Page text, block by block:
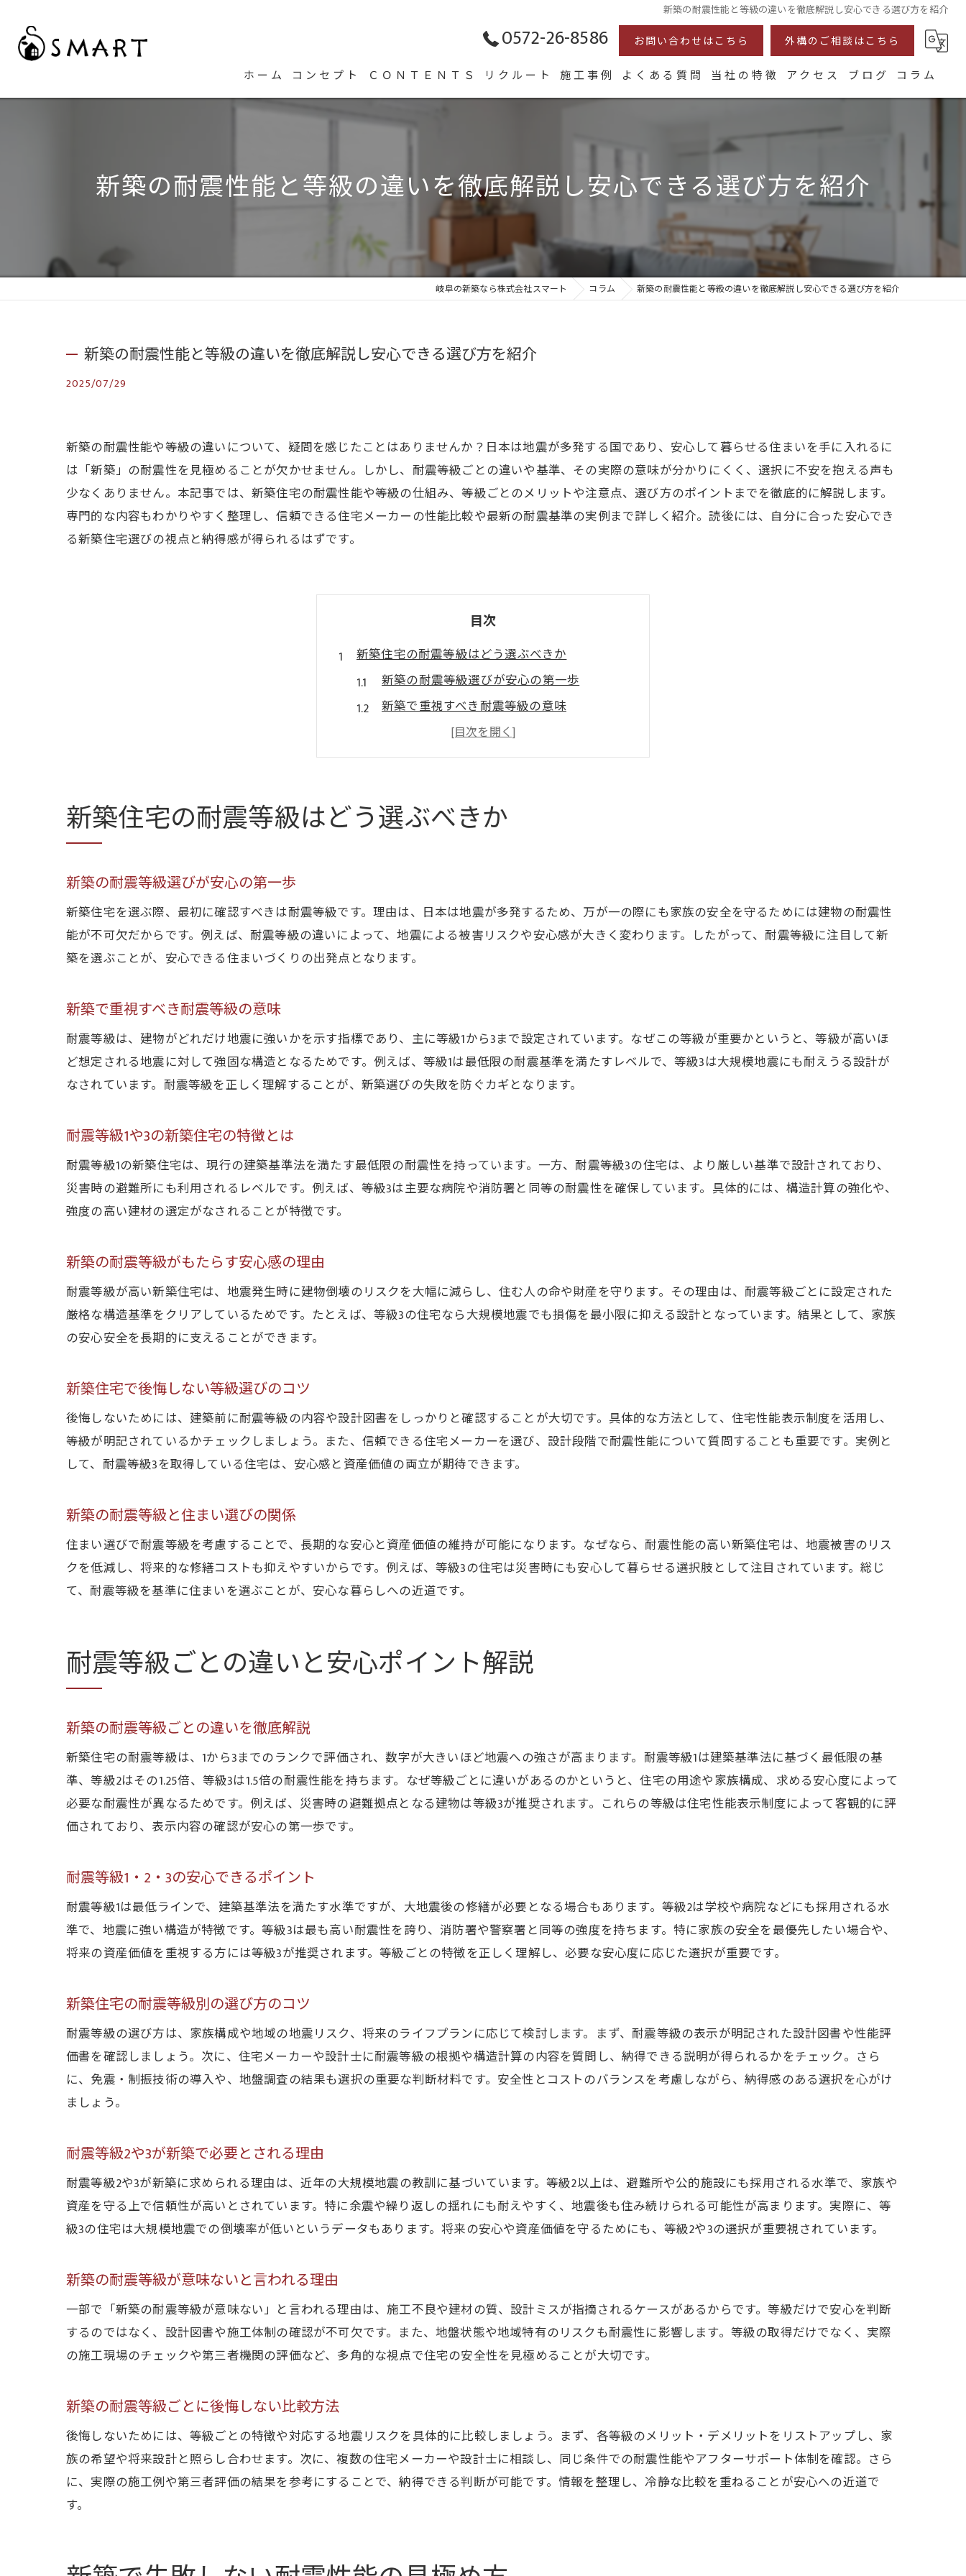
新築の耐震性能と等級の違いを徹底解説し安心できる選び方を紹介
0572-26-8586 お問い合わせはこちら 外構のご相談はこちら
ホーム コンセプト
代表あいさつ
ＣＯＮＴＥＮＴＳ
HOMA
長く愛せる木の家「HUCK」
リクルート 施工事例 よくある質問 当社の特徴
注文住宅
リフォーム
自然素材
アクセス ブログ コラム
新築の耐震性能と等級の違いを徹底解説し安心できる選び方を紹介
岐阜の新築なら株式会社スマート コラム 新築の耐震性能と等級の違いを徹底解説し安心できる選び方を紹介
新築の耐震性能と等級の違いを徹底解説し安心できる選び方を紹介
2025/07/29
新築の耐震性能や等級の違いについて、疑問を感じたことはありませんか？日本は地震が多発する国であり、安心して暮らせる住まいを手に入れるに
は「新築」の耐震性を見極めることが欠かせません。しかし、耐震等級ごとの違いや基準、その実際の意味が分かりにくく、選択に不安を抱える声も
少なくありません。本記事では、新築住宅の耐震性能や等級の仕組み、等級ごとのメリットや注意点、選び方のポイントまでを徹底的に解説します。
専門的な内容もわかりやすく整理し、信頼できる住宅メーカーの性能比較や最新の耐震基準の実例まで詳しく紹介。読後には、自分に合った安心でき
る新築住宅選びの視点と納得感が得られるはずです。
目次
新築住宅の耐震等級はどう選ぶべきか
新築の耐震等級選びが安心の第一歩
新築で重視すべき耐震等級の意味
耐震等級1や3の新築住宅の特徴とは
新築の耐震等級がもたらす安心感の理由
新築の耐震等級と住まい選びの関係
耐震等級ごとの違いと安心ポイント解説
新築住宅の耐震等級別の選び方のコツ
耐震等級2や3が新築で必要とされる理由
新築の耐震等級が意味ないと言われる理由
新築の耐震性能を正しく見極める方法
新築住宅で耐震等級を確認するポイント
耐震等級1でも十分か新築で見極める視点
新築住宅選びに必要な耐震性能の知識
後悔しないための耐震等級チェック術
新築で知っておくべき耐震等級の注意点
新築の耐震等級の調べ方と認定基準を解説
新築の耐震等級認定で注目すべきポイント
耐震等級の認定基準が新築選びに重要な訳
地震に強い新築住宅の特徴と選び方
地震に強い新築住宅の耐震等級の選び方
新築住宅に必要な耐震等級とその理由
新築の耐震等級1は本当に十分なのか検証
耐震等級3の新築住宅で後悔しない理由
耐震等級の本当の意味を新築で見極める
納得できる新築選びのための耐震知識
新築の耐震等級を知って納得の家選びへ
耐震等級の調べ方と新築選びの実践例
新築の耐震基準を理解し安心を手に入れる
新築住宅の耐震等級が納得の決め手になる
新築住宅の耐震等級はどう選ぶべきか
新築の耐震等級選びが安心の第一歩
新築住宅を選ぶ際、最初に確認すべきは耐震等級です。理由は、日本は地震が多発するため、万が一の際にも家族の安全を守るためには建物の耐震性
能が不可欠だからです。例えば、耐震等級の違いによって、地震による被害リスクや安心感が大きく変わります。したがって、耐震等級に注目して新
築を選ぶことが、安心できる住まいづくりの出発点となります。
新築で重視すべき耐震等級の意味
耐震等級は、建物がどれだけ地震に強いかを示す指標であり、主に等級1から3まで設定されています。なぜこの等級が重要かというと、等級が高いほ
ど想定される地震に対して強固な構造となるためです。例えば、等級1は最低限の耐震基準を満たすレベルで、等級3は大規模地震にも耐えうる設計が
なされています。耐震等級を正しく理解することが、新築選びの失敗を防ぐカギとなります。
耐震等級1や3の新築住宅の特徴とは
耐震等級1の新築住宅は、現行の建築基準法を満たす最低限の耐震性を持っています。一方、耐震等級3の住宅は、より厳しい基準で設計されており、
災害時の避難所にも利用されるレベルです。例えば、等級3は主要な病院や消防署と同等の耐震性を確保しています。具体的には、構造計算の強化や、
強度の高い建材の選定がなされることが特徴です。
新築の耐震等級がもたらす安心感の理由
耐震等級が高い新築住宅は、地震発生時に建物倒壊のリスクを大幅に減らし、住む人の命や財産を守ります。その理由は、耐震等級ごとに設定された
厳格な構造基準をクリアしているためです。たとえば、等級3の住宅なら大規模地震でも損傷を最小限に抑える設計となっています。結果として、家族
の安心安全を長期的に支えることができます。
新築住宅で後悔しない等級選びのコツ
後悔しないためには、建築前に耐震等級の内容や設計図書をしっかりと確認することが大切です。具体的な方法として、住宅性能表示制度を活用し、
等級が明記されているかチェックしましょう。また、信頼できる住宅メーカーを選び、設計段階で耐震性能について質問することも重要です。実例と
して、耐震等級3を取得している住宅は、安心感と資産価値の両立が期待できます。
新築の耐震等級と住まい選びの関係
住まい選びで耐震等級を考慮することで、長期的な安心と資産価値の維持が可能になります。なぜなら、耐震性能の高い新築住宅は、地震被害のリス
クを低減し、将来的な修繕コストも抑えやすいからです。例えば、等級3の住宅は災害時にも安心して暮らせる選択肢として注目されています。総じ
て、耐震等級を基準に住まいを選ぶことが、安心な暮らしへの近道です。
耐震等級ごとの違いと安心ポイント解説
新築の耐震等級ごとの違いを徹底解説
新築住宅の耐震等級は、1から3までのランクで評価され、数字が大きいほど地震への強さが高まります。耐震等級1は建築基準法に基づく最低限の基
準、等級2はその1.25倍、等級3は1.5倍の耐震性能を持ちます。なぜ等級ごとに違いがあるのかというと、住宅の用途や家族構成、求める安心度によって
必要な耐震性が異なるためです。例えば、災害時の避難拠点となる建物は等級3が推奨されます。これらの等級は住宅性能表示制度によって客観的に評
価されており、表示内容の確認が安心の第一歩です。
耐震等級1・2・3の安心できるポイント
耐震等級1は最低ラインで、建築基準法を満たす水準ですが、大地震後の修繕が必要となる場合もあります。等級2は学校や病院などにも採用される水
準で、地震に強い構造が特徴です。等級3は最も高い耐震性を誇り、消防署や警察署と同等の強度を持ちます。特に家族の安全を最優先したい場合や、
将来の資産価値を重視する方には等級3が推奨されます。等級ごとの特徴を正しく理解し、必要な安心度に応じた選択が重要です。
新築住宅の耐震等級別の選び方のコツ
耐震等級の選び方は、家族構成や地域の地震リスク、将来のライフプランに応じて検討します。まず、耐震等級の表示が明記された設計図書や性能評
価書を確認しましょう。次に、住宅メーカーや設計士に耐震等級の根拠や構造計算の内容を質問し、納得できる説明が得られるかをチェック。さら
に、免震・制振技術の導入や、地盤調査の結果も選択の重要な判断材料です。安全性とコストのバランスを考慮しながら、納得感のある選択を心がけ
ましょう。
耐震等級2や3が新築で必要とされる理由
耐震等級2や3が新築に求められる理由は、近年の大規模地震の教訓に基づいています。等級2以上は、避難所や公的施設にも採用される水準で、家族や
資産を守る上で信頼性が高いとされています。特に余震や繰り返しの揺れにも耐えやすく、地震後も住み続けられる可能性が高まります。実際に、等
級3の住宅は大規模地震での倒壊率が低いというデータもあります。将来の安心や資産価値を守るためにも、等級2や3の選択が重要視されています。
新築の耐震等級が意味ないと言われる理由
一部で「新築の耐震等級が意味ない」と言われる理由は、施工不良や建材の質、設計ミスが指摘されるケースがあるからです。等級だけで安心を判断
するのではなく、設計図書や施工体制の確認が不可欠です。また、地盤状態や地域特有のリスクも耐震性に影響します。等級の取得だけでなく、実際
の施工現場のチェックや第三者機関の評価など、多角的な視点で住宅の安全性を見極めることが大切です。
新築の耐震等級ごとに後悔しない比較方法
後悔しないためには、等級ごとの特徴や対応する地震リスクを具体的に比較しましょう。まず、各等級のメリット・デメリットをリストアップし、家
族の希望や将来設計と照らし合わせます。次に、複数の住宅メーカーや設計士に相談し、同じ条件での耐震性能やアフターサポート体制を確認。さら
に、実際の施工例や第三者評価の結果を参考にすることで、納得できる判断が可能です。情報を整理し、冷静な比較を重ねることが安心への近道で
す。